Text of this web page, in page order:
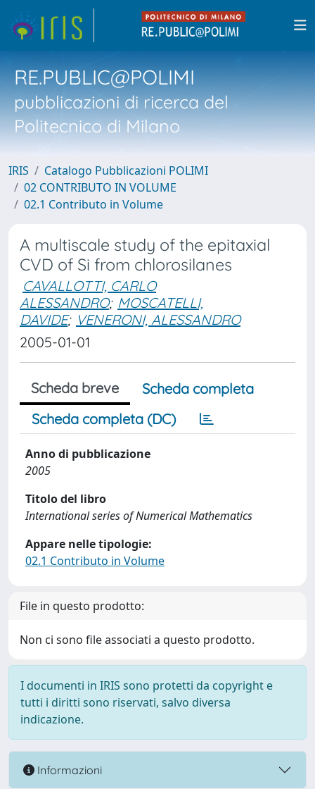
RE.PUBLIC@POLIMI
pubblicazioni di ricerca del
Politecnico di Milano
IRIS
Catalogo Pubblicazioni POLIMI
02 CONTRIBUTO IN VOLUME
02.1 Contributo in Volume
A multiscale study of the epitaxial
CVD of Si from chlorosilanes
CAVALLOTTI, CARLO
ALESSANDRO; MOSCATELLI,
DAVIDE; VENERONI, ALESSANDRO
2005-01-01
Scheda breve
Scheda completa
Scheda completa (DC)
Anno di pubblicazione
2005
Titolo del libro
International series of Numerical Mathematics
Appare nelle tipologie:
02.1 Contributo in Volume
File in questo prodotto:
Non ci sono file associati a questo prodotto.
I documenti in IRIS sono protetti da copyright e
tutti i diritti sono riservati, salvo diversa
indicazione.
Informazioni